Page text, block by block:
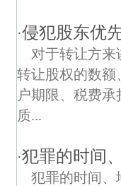
·侵犯股东优
对于转让方
转让股权的数额
户期限、税费
质...
·犯罪的时间
犯罪的时间、